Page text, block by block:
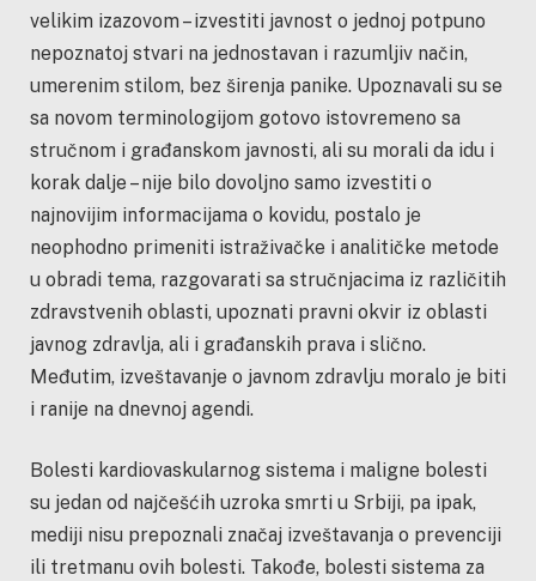
velikim izazovom – izvestiti javnost o jednoj potpuno
nepoznatoj stvari na jednostavan i razumljiv način,
umerenim stilom, bez širenja panike. Upoznavali su se
sa novom terminologijom gotovo istovremeno sa
stručnom i građanskom javnosti, ali su morali da idu i
korak dalje – nije bilo dovoljno samo izvestiti o
najnovijim informacijama o kovidu, postalo je
neophodno primeniti istraživačke i analitičke metode
u obradi tema, razgovarati sa stručnjacima iz različitih
zdravstvenih oblasti, upoznati pravni okvir iz oblasti
javnog zdravlja, ali i građanskih prava i slično.
Međutim, izveštavanje o javnom zdravlju moralo je biti
i ranije na dnevnoj agendi.
Bolesti kardiovaskularnog sistema i maligne bolesti
su jedan od najčešćih uzroka smrti u Srbiji, pa ipak,
mediji nisu prepoznali značaj izveštavanja o prevenciji
ili tretmanu ovih bolesti. Takođe, bolesti sistema za